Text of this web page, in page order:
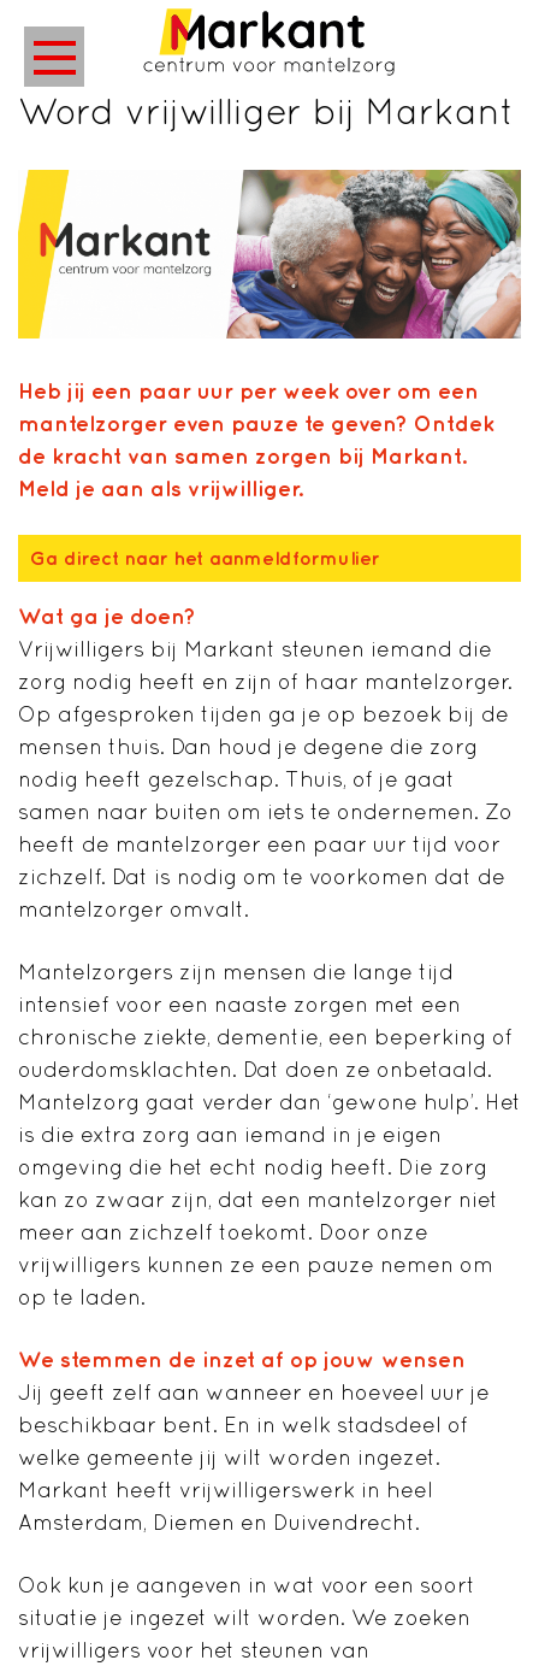
Word vrijwilliger bij Markant
Heb jij een paar uur per week over om een
mantelzorger even pauze te geven? Ontdek
de kracht van samen zorgen bij Markant.
Meld je aan als vrijwilliger.
Ga direct naar het aanmeldformulier
Wat ga je doen?
Vrijwilligers bij Markant steunen iemand die
zorg nodig heeft en zijn of haar mantelzorger.
Op afgesproken tijden ga je op bezoek bij de
mensen thuis. Dan houd je degene die zorg
nodig heeft gezelschap. Thuis, of je gaat
samen naar buiten om iets te ondernemen. Zo
heeft de mantelzorger een paar uur tijd voor
zichzelf. Dat is nodig om te voorkomen dat de
mantelzorger omvalt.
Mantelzorgers zijn mensen die lange tijd
intensief voor een naaste zorgen met een
chronische ziekte, dementie, een beperking of
ouderdomsklachten. Dat doen ze onbetaald.
Mantelzorg gaat verder dan ‘gewone hulp’. Het
is die extra zorg aan iemand in je eigen
omgeving die het echt nodig heeft. Die zorg
kan zo zwaar zijn, dat een mantelzorger niet
meer aan zichzelf toekomt. Door onze
vrijwilligers kunnen ze een pauze nemen om
op te laden.
We stemmen de inzet af op jouw wensen
Jij geeft zelf aan wanneer en hoeveel uur je
beschikbaar bent. En in welk stadsdeel of
welke gemeente jij wilt worden ingezet.
Markant heeft vrijwilligerswerk in heel
Amsterdam, Diemen en Duivendrecht.
Ook kun je aangeven in wat voor een soort
situatie je ingezet wilt worden. We zoeken
vrijwilligers voor het steunen van